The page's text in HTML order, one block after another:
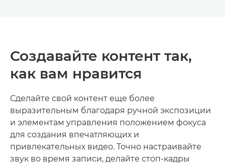
Создавайте контент так,
как вам нравится
Сделайте свой контент еще более
выразительным благодаря ручной экспозиции
и элементам управления положением фокуса
для создания впечатляющих и
привлекательных видео. Точно настраивайте
звук во время записи, делайте стоп-кадры